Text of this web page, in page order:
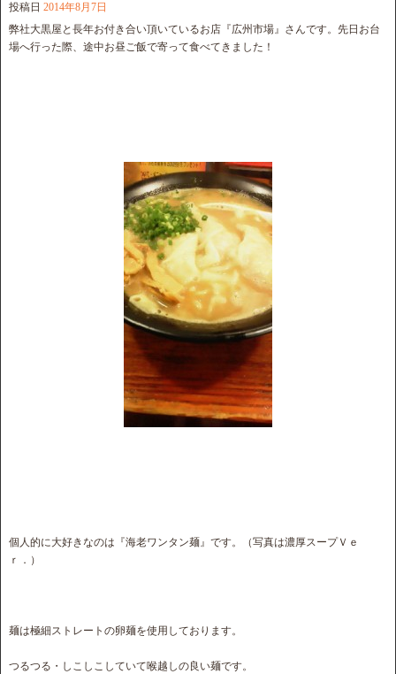
投稿日 2014年8月7日
弊社大黒屋と長年お付き合い頂いているお店『広州市場』さんです。先日お台
場へ行った際、途中お昼ご飯で寄って食べてきました！
個人的に大好きなのは『海老ワンタン麺』です。（写真は濃厚スープＶｅ
ｒ．）
麺は極細ストレートの卵麺を使用しております。
つるつる・しこしこしていて喉越しの良い麺です。